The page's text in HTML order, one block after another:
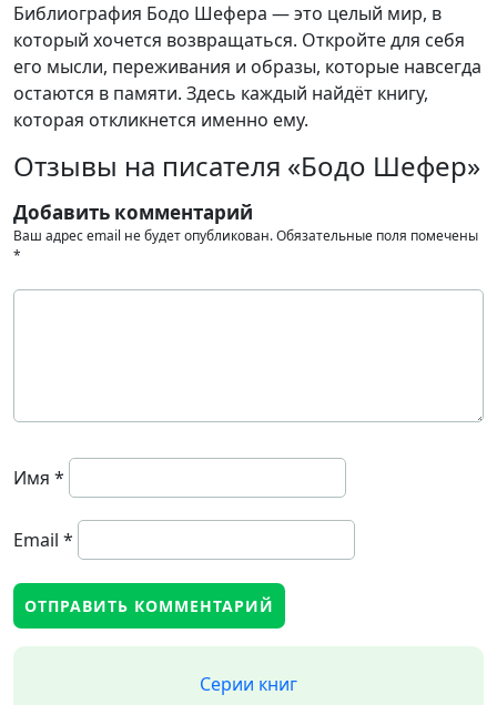
Библиография Бодо Шефера — это целый мир, в
который хочется возвращаться. Откройте для себя
его мысли, переживания и образы, которые навсегда
остаются в памяти. Здесь каждый найдёт книгу,
которая откликнется именно ему.
Отзывы на писателя «Бодо Шефер»
Добавить комментарий
Ваш адрес email не будет опубликован.Обязательные поля помечены
*
Имя *
Email *
Серии книг